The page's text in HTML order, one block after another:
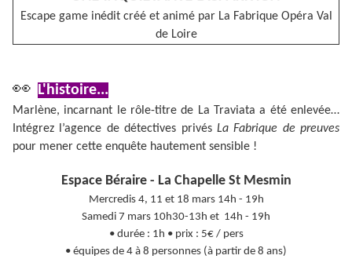
Escape game inédit créé et animé par La Fabrique Opéra Val
de Loire
👀 L'histoire...
Marlène, incarnant le rôle-titre de La Traviata a été enlevée…
Intégrez l’agence de détectives privés La Fabrique de preuves
pour mener cette enquête hautement sensible !
Espace Béraire - La Chapelle St Mesmin
Mercredis 4, 11 et 18 mars 14h - 19h
Samedi 7 mars 10h30-13h et 14h - 19h
• durée : 1h • prix : 5€ / pers
• équipes de 4 à 8 personnes (à partir de 8 ans)